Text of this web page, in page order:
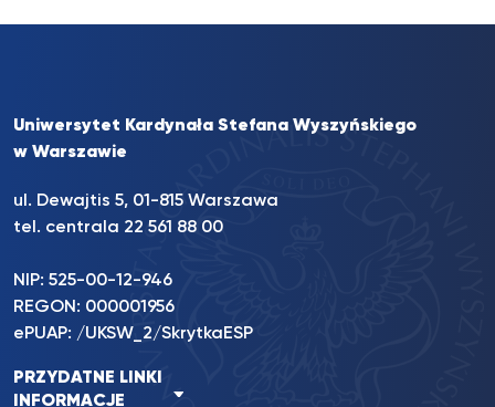
Uniwersytet Kardynała Stefana Wyszyńskiego
w Warszawie
ul. Dewajtis 5, 01-815 Warszawa
tel. centrala 22 561 88 00
NIP: 525-00-12-946
REGON: 000001956
ePUAP: /UKSW_2/SkrytkaESP
PRZYDATNE LINKI
INFORMACJE